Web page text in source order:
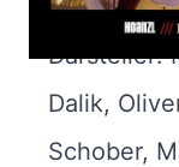
Schmied
Darsteller:
Dalik,
Schober,